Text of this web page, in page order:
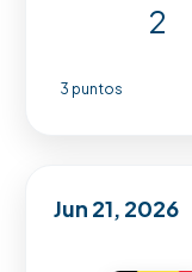
2
3 puntos
Jun 21, 2026